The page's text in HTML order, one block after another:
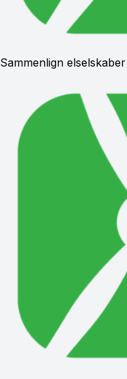
Sammenlign elselskaber